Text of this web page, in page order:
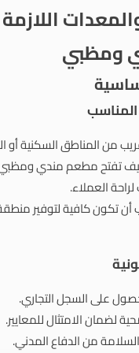
ومظبي
المناسب
من المناطق السكنية أو
تفتح مطعم مندي
العملاء.
تكون كافية لتوفير
على السجل التجاري.
لضمان الامتثال للمعايير.
من الدفاع المدني.